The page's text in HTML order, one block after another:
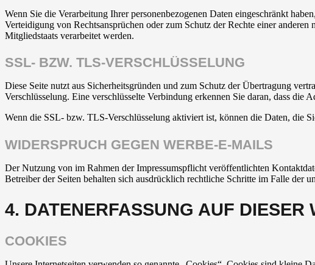
Wenn Sie die Verarbeitung Ihrer personenbezogenen Daten eingeschränkt
Verteidigung von Rechtsansprüchen oder zum Schutz der Rechte einer
Mitgliedstaats verarbeitet werden.
SSL- BZW. TLS-VERSCHLÜSSELUNG
Diese Seite nutzt aus Sicherheitsgründen und zum Schutz der Übertragung
Verschlüsselung. Eine verschlüsselte Verbindung erkennen Sie daran, dass
Wenn die SSL- bzw. TLS-Verschlüsselung aktiviert ist, können die Daten, die
WIDERSPRUCH GEGEN WERBE-E-MAILS
Der Nutzung von im Rahmen der Impressumspflicht veröffentlichten
Betreiber der Seiten behalten sich ausdrücklich rechtliche Schritte im Falle der
4. DATENERFASSUNG AUF DIESER
COOKIES